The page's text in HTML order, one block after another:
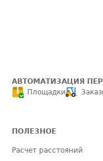
АВТОМАТИЗАЦИЯ
Площадки
ПОЛЕЗНОЕ
Расчет расстояний